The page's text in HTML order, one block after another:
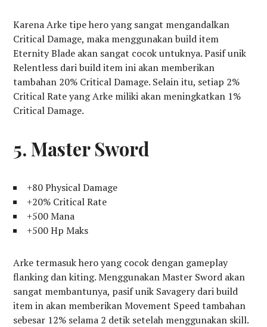
Karena Arke tipe hero yang sangat mengandalkan
Critical Damage, maka menggunakan build item
Eternity Blade akan sangat cocok untuknya. Pasif unik
Relentless dari build item ini akan memberikan
tambahan 20% Critical Damage. Selain itu, setiap 2%
Critical Rate yang Arke miliki akan meningkatkan 1%
Critical Damage.
5. Master Sword
+80 Physical Damage
+20% Critical Rate
+500 Mana
+500 Hp Maks
Arke termasuk hero yang cocok dengan gameplay
flanking dan kiting. Menggunakan Master Sword akan
sangat membantunya, pasif unik Savagery dari build
item in akan memberikan Movement Speed tambahan
sebesar 12% selama 2 detik setelah menggunakan skill.